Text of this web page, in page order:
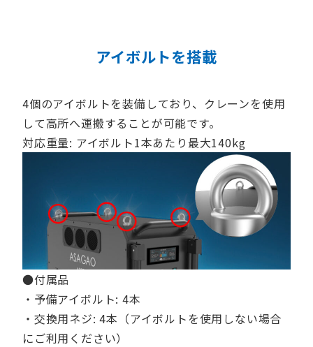
アイボルトを搭載
4個のアイボルトを装備しており、クレーンを使用
して高所へ運搬することが可能です。
対応重量: アイボルト1本あたり最大140kg
●付属品
・予備アイボルト: 4本
・交換用ネジ: 4本（アイボルトを使用しない場合
にご利用ください）